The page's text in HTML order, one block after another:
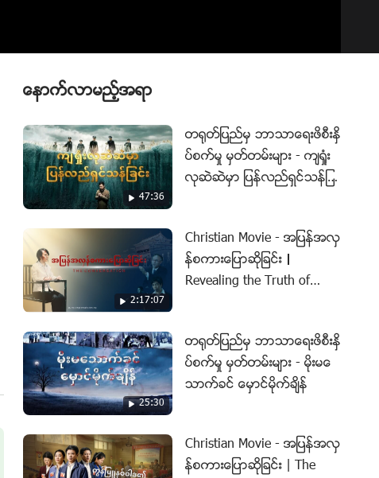
ေနာက္လာမည့္အရာ
47:36
တ႐ုတ္ျပည္မွ ဘာသာေရးဖိစီးႏွိ
ပ္စက္မႈ မွတ္တမ္းမ်ား - က်ရႈံး
လုဆဲဆဲမွာ ျပန္လည္ရွင္သန္ျခ
2:17:07
Christian Movie - အျပန္အလွ
န္စကားေျပာဆိုျခင္း｜
Revealing the Truth of
25:30
တ႐ုတ္ျပည္မွ ဘာသာေရးဖိစီးႏွိ
ပ္စက္မႈ မွတ္တမ္းမ်ား - မိုးမေ
သာက္ခင္ ေမွာင္မိုက္ခ်ိန္
Christian Movie - အျပန္အလွ
န္စကားေျပာဆိုျခင္း | The